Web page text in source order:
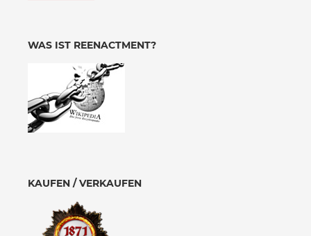
WAS IST REENACTMENT?
KAUFEN / VERKAUFEN